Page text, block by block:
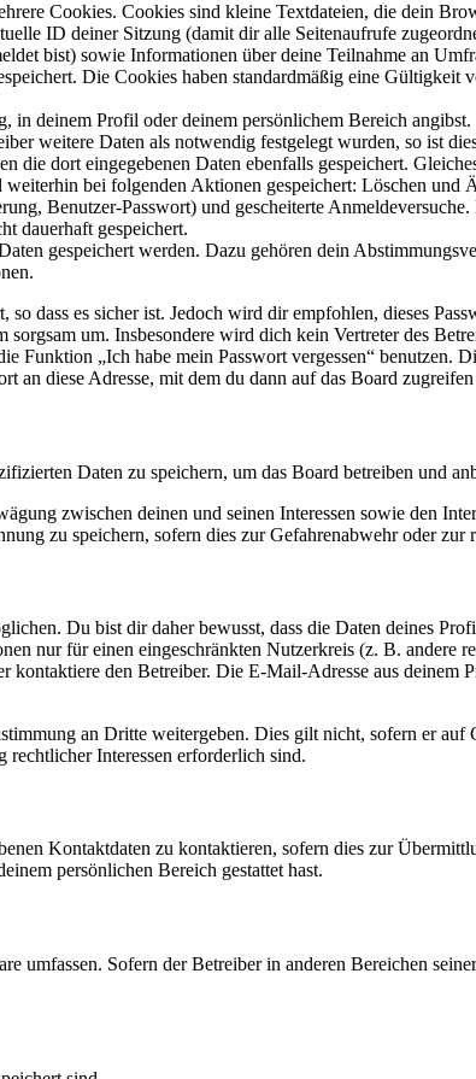
Cookies. Cookies sind kleine Textdateien, die dein
ID deiner Sitzung (damit dir alle Seitenaufrufe
bist) sowie Informationen über deine Teilnahme an
Die Cookies haben standardmäßig eine
in deinem Profil oder deinem persönlichem Bereich
weitere Daten als notwendig festgelegt wurden, so ist
die dort eingegebenen Daten ebenfalls gespeichert.
bei folgenden Aktionen gespeichert: Löschen
Benutzer-Passwort) und gescheiterte
dauerhaft gespeichert.
gespeichert werden. Dazu gehören dein
dass es sicher ist. Jedoch wird dir empfohlen, dieses
um. Insbesondere wird dich kein Vertreter des
Funktion „Ich habe mein Passwort vergessen“
an diese Adresse, mit dem du dann auf das Board
Daten zu speichern, um das Board betreiben und
zwischen deinen und seinen Interessen sowie den
zu speichern, sofern dies zur Gefahrenabwehr oder
Du bist dir daher bewusst, dass die Daten deines
nur für einen eingeschränkten Nutzerkreis (z. B. andere
kontaktiere den Betreiber. Die E-Mail-Adresse aus
an Dritte weitergeben. Dies gilt nicht, sofern er
Interessen erforderlich sind.
Kontaktdaten zu kontaktieren, sofern dies zur
persönlichen Bereich gestattet hast.
umfassen. Sofern der Betreiber in anderen Bereichen